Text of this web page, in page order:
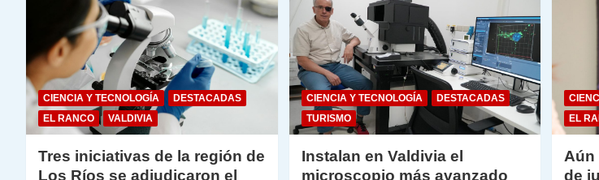
CIENCIA Y TECNOLOGÍA
DESTACADAS
EL RANCO
VALDIVIA
Tres iniciativas de la región de
Los Ríos se adjudicaron el
CIENCIA Y TECNOLOGÍA
DESTACADAS
TURISMO
Instalan en Valdivia el
microscopio más avanzado
EL
Aún
de